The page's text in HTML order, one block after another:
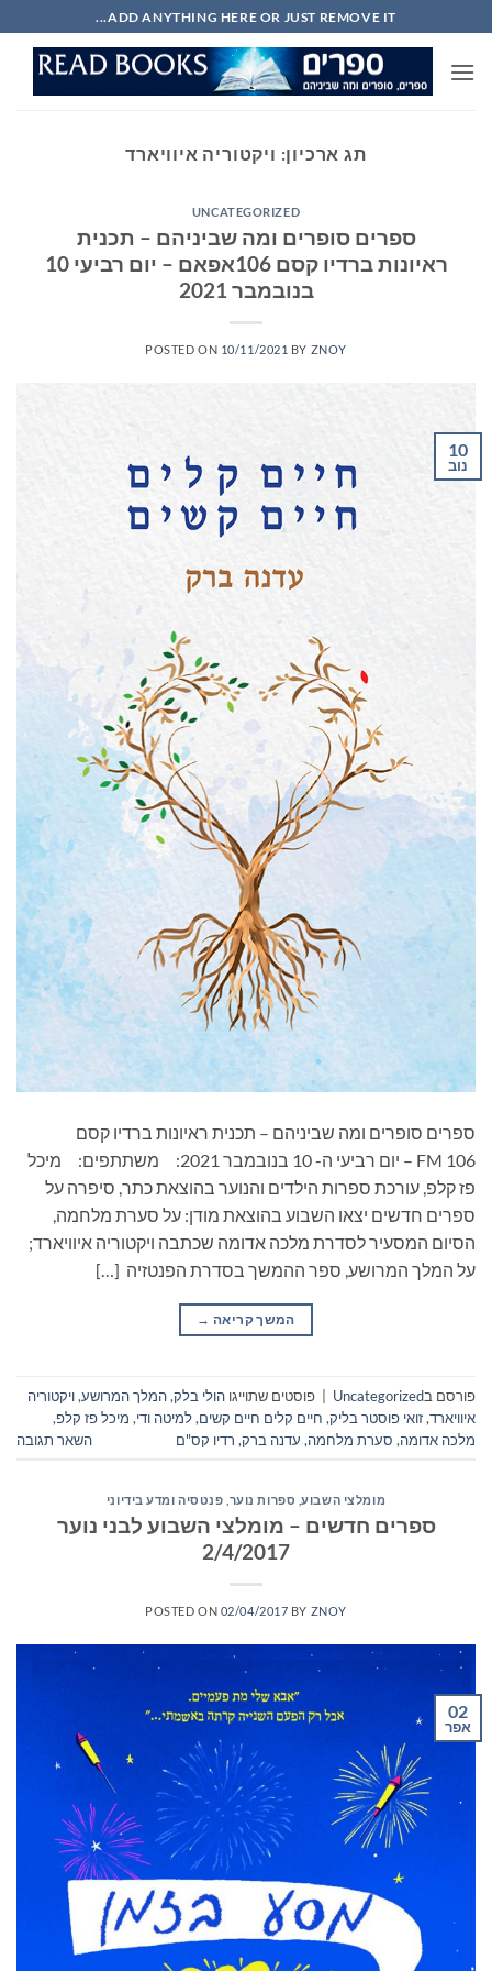
to
content
ADD ANYTHING HERE OR JUST REMOVE IT...
תג ארכיון: ויקטוריה איוויארד
UNCATEGORIZED
ספרים סופרים ומה שביניהם – תכנית
ראיונות ברדיו קסם 106אפאם – יום רביעי 10
בנובמבר 2021
POSTED ON 10/11/2021 BY ZNOY
10
נוב
ספרים סופרים ומה שביניהם – תכנית ראיונות ברדיו קסם
106 FM – יום רביעי ה- 10 בנובמבר 2021: משתתפים: מיכל
פז קלפ, עורכת ספרות הילדים והנוער בהוצאת כתר, סיפרה על
ספרים חדשים יצאו השבוע בהוצאת מודן: על סערת מלחמה,
הסיום המסעיר לסדרת מלכה אדומה שכתבה ויקטוריה איוויארד;
על המלך המרושע, ספר ההמשך בסדרת הפנטזיה […]
המשך קריאה →
פורסם בUncategorized פוסטים שתוייגו הולי בלק,המלך המרושע,ויקטוריה
איוויארד,זואי פוסטר בליק, חיים קלים חיים קשים,למיטה ודי, מיכל פז קלפ,
מלכה אדומה, סערת מלחמה, עדנה ברק, רדיו קס"ם השאר תגובה
מומלצי השבוע, ספרות נוער פנטסיה ומדע בידיוני
ספרים חדשים – מומלצי השבוע לבני נוער
2/4/2017
POSTED ON 02/04/2017 BY ZNOY
02
אפר